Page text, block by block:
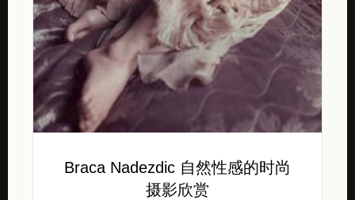
Braca Nadezdic 自然性感的时尚
摄影欣赏